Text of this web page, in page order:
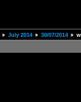
July 2014 30/07/2014